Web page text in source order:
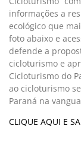
informações a
ecológico que
foto abaixo e
defende a
cicloturismo e
Cicloturismo do
ao cicloturismo
Paraná na
CLIQUE AQUI E